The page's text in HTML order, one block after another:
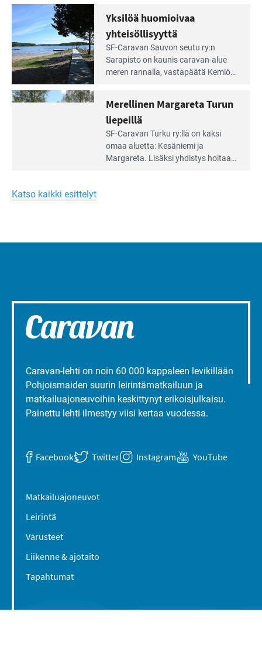
äärellä
ja
vehreän
virkistysalueen
laidalla
virkistysalueesta.
Lue
Leirintäoppaan
artikkeli:
Yksilöä
huomioivaa
yhteisöllisyyttä
Yksilöä huomioivaa
yhteisöllisyyttä
SF-Caravan Sauvon seutu ry:n
Sarapisto on kaunis caravan-alue
meren rannalla, vasta­päätä Kemiön
kymmenen paikkaa ilman sähköä.
Turun
liepeillä
Merellinen Margareta Turun
liepeillä
SF-Caravan Turku ry:llä on kaksi
omaa aluet­ta: Kesäniemi ja
Margareta. Lisäksi yhdis­tys hoitaa
Katso kaikki esittelyt
Caravan-lehti on noin 60 000 kappaleen levikillään
Pohjoismaiden suurin leirintämatkailuun ja
matkailuajoneuvoihin keskittynyt erikoisjulkaisu.
Painettu lehti ilmestyy viisi kertaa vuodessa.
Facebook Twitter Instagram YouTube
Matkailuajoneuvot
Leirintä
Varusteet
Liikenne & ajotaito
Tapahtumat